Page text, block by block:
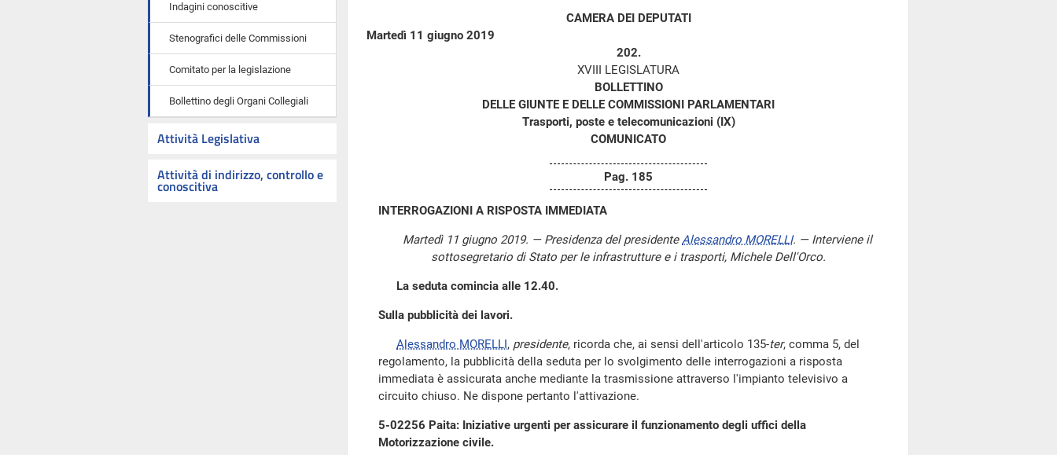
Indagini conoscitive
Stenografici delle Commissioni
Comitato per la legislazione
Bollettino degli Organi Collegiali
Attività Legislativa
Attività di indirizzo, controllo e
conoscitiva
CAMERA DEI DEPUTATI
Martedì 11 giugno 2019
202.
XVIII LEGISLATURA
BOLLETTINO
DELLE GIUNTE E DELLE COMMISSIONI PARLAMENTARI
Trasporti, poste e telecomunicazioni (IX)
COMUNICATO
Pag. 185
INTERROGAZIONI A RISPOSTA IMMEDIATA
Martedì 11 giugno 2019. — Presidenza del presidenteAlessandro MORELLI. — Interviene il
sottosegretario di Stato per le infrastrutture e i trasporti, Michele Dell'Orco.
La seduta comincia alle 12.40.
Sulla pubblicità dei lavori.
Alessandro MORELLI, presidente, ricorda che, ai sensi dell'articolo 135-ter, comma 5, del
regolamento, la pubblicità della seduta per lo svolgimento delle interrogazioni a risposta
immediata è assicurata anche mediante la trasmissione attraverso l'impianto televisivo a
circuito chiuso. Ne dispone pertanto l'attivazione.
5-02256 Paita: Iniziative urgenti per assicurare il funzionamento degli uffici della
Motorizzazione civile.